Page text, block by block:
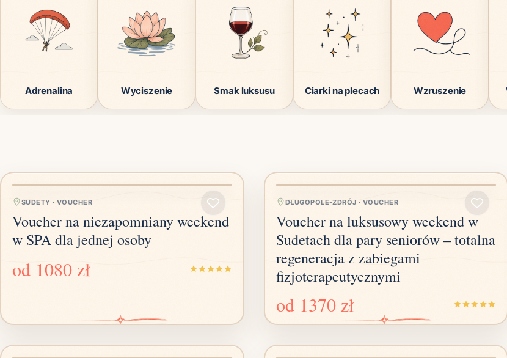
Adrenalina Wyciszenie Smak luksusu Ciarki na plecach Wzruszenie
SUDETY · VOUCHER
Voucher na niezapomniany weekend
w SPA dla jednej osoby
od 1080 zł
DŁUGOPOLE-ZDRÓJ · VOUCHER
Voucher na luksusowy weekend w
Sudetach dla pary seniorów – totalna
regeneracja z zabiegami
fizjoterapeutycznymi
od 1370 zł